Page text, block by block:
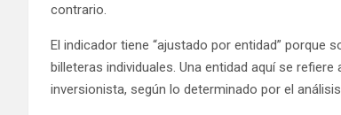
contrario.
El indicador tiene “ajustado por entidad”
billeteras individuales. Una entidad aquí se
inversionista, según lo determinado por el